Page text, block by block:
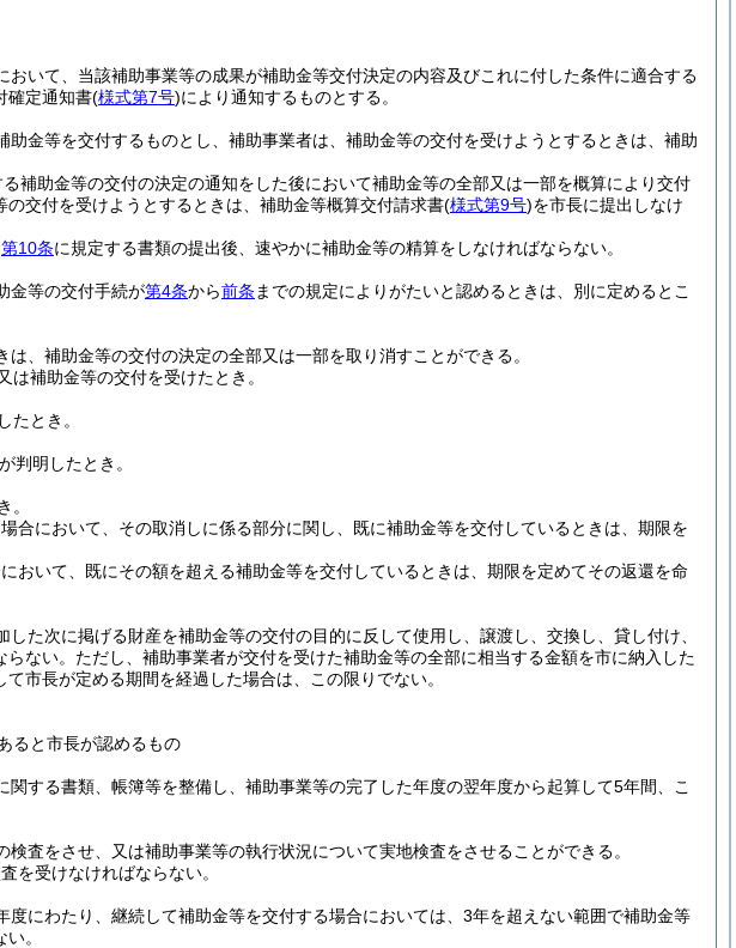
いて、当該補助事業等の成果が補助金等交付決定の内容及びこれに付した条件に適合する
確定通知書(様式第7号)により通知するものとする。
金等を交付するものとし、補助事業者は、補助金等の交付を受けようとするときは、補助
る補助金等の交付の決定の通知をした後において補助金等の全部又は一部を概算により交付
交付を受けようとするときは、補助金等概算交付請求書(様式第9号)を市長に提出しなけ
第10条に規定する書類の提出後、速やかに補助金等の精算をしなければならない。
金等の交付手続が第4条から前条 までの規定によりがたいと認めるときは、別に定めるとこ
は、補助金等の交付の決定の全部又は一部を取り消すことができる。
補助金等の交付を受けたとき。
たとき。
判明したとき。
。
合において、その取消しに係る部分に関し、既に補助金等を交付しているときは、期限を
おいて、既にその額を超える補助金等を交付しているときは、期限を定めてその返還を命
た次に掲げる財産を補助金等の交付の目的に反して使用し、譲渡し、交換し、貸し付け、
ない。 ただし、補助事業者が交付を受けた補助金等の全部に相当する金額を市に納入した
市長が定める期間を経過した場合は、この限りでない。
ると市長が認めるもの
する書類、帳簿等を整備し、補助事業等の完了した年度の翌年度から起算して5年間、こ
査をさせ、又は補助事業等の執行状況について実地検査をさせることができる。
を受けなければならない。
にわたり、継続して補助金等を交付する場合においては、3年を超えない範囲で補助金等
。